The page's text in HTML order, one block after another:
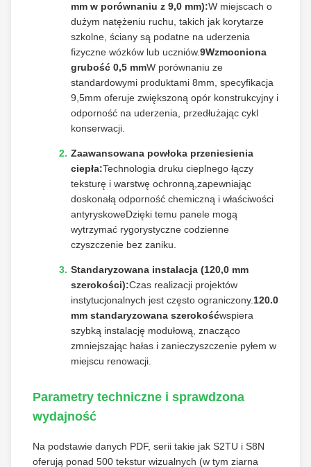
mm w porównaniu z 9,0 mm):W miejscach o
dużym natężeniu ruchu, takich jak korytarze
szkolne, ściany są podatne na uderzenia
fizyczne wózków lub uczniów.9Wzmocniona
grubość 0,5 mmW porównaniu ze
standardowymi produktami 8mm, specyfikacja
9,5mm oferuje zwiększoną opór konstrukcyjny i
odporność na uderzenia, przedłużając cykl
konserwacji.
Zaawansowana powłoka przeniesienia
ciepła:Technologia druku cieplnego łączy
teksturę i warstwę ochronną,zapewniając
doskonałą odporność chemiczną i właściwości
antyryskoweDzięki temu panele mogą
wytrzymać rygorystyczne codzienne
czyszczenie bez zaniku.
Standaryzowana instalacja (120,0 mm
szerokości):Czas realizacji projektów
instytucjonalnych jest często ograniczony. 120.0
mm standaryzowana szerokośćwspiera
szybką instalację modułową, znacząco
zmniejszając hałas i zanieczyszczenie pyłem w
miejscu renowacji.
Parametry techniczne i sprawdzona
wydajność
Na podstawie danych PDF, serii takie jak S2TU i S8N
oferują ponad 500 tekstur wizualnych (w tym ziarna